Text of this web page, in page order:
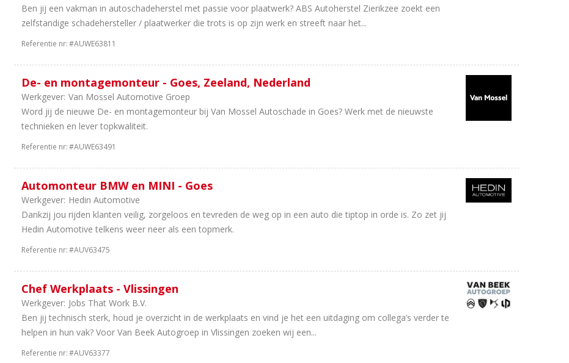
Ben jij een vakman in autoschadeherstel met passie voor plaatwerk? ABS Autoherstel Zierikzee zoekt een
zelfstandige schadehersteller / plaatwerker die trots is op zijn werk en streeft naar het...
Referentie nr:#AUWE63811
De- en montagemonteur - Goes, Zeeland, Nederland
Werkgever: Van Mossel Automotive Groep
Word jij de nieuwe De- en montagemonteur bij Van Mossel Autoschade in Goes? Werk met de nieuwste
technieken en lever topkwaliteit.
Referentie nr:#AUWE63491
Automonteur BMW en MINI - Goes
Werkgever: Hedin Automotive
Dankzij jou rijden klanten veilig, zorgeloos en tevreden de weg op in een auto die tiptop in orde is. Zo zet jij
Hedin Automotive telkens weer neer als een topmerk.
Referentie nr:#AUV63475
Chef Werkplaats - Vlissingen
Werkgever: Jobs That Work B.V.
Ben jij technisch sterk, houd je overzicht in de werkplaats en vind je het een uitdaging om collega’s verder te
helpen in hun vak? Voor Van Beek Autogroep in Vlissingen zoeken wij een...
Referentie nr:#AUV63377